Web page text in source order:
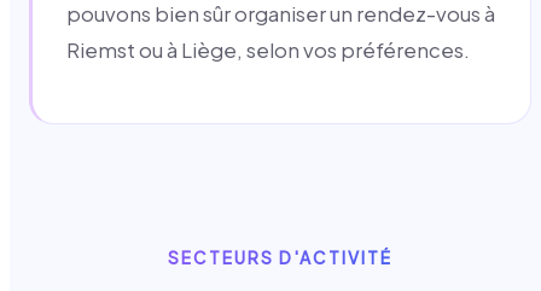
pouvons bien sûr organiser un rendez-vous à
Riemst ou à Liège, selon vos préférences.
SECTEURS D'ACTIVITÉ